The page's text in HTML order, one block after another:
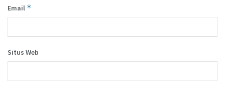
Email *
Situs Web